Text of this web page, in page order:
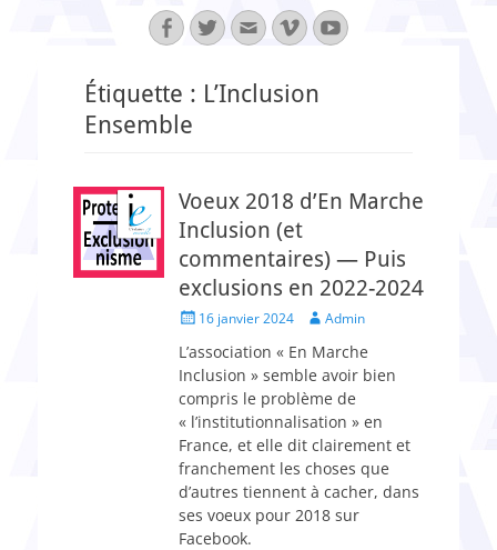
Facebook
TwitterAdresse
de
VimeoYouTube
Étiquette : L’Inclusion
Ensemble
Voeux 2018 d’En Marche
Inclusion (et
commentaires) — Puis
exclusions en 2022-2024
Posted16 janvier 2024 Author
Admin
L’association « En Marche
Inclusion » semble avoir bien
compris le problème de
« l’institutionnalisation » en
France, et elle dit clairement et
franchement les choses que
d’autres tiennent à cacher, dans
ses voeux pour 2018 sur
Facebook.